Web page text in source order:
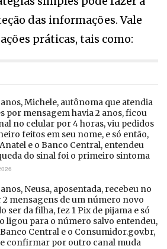
das informações. Vale
práticas, tais como:
anos, Michele, autônoma que atendia
por mensagem havia 2 anos, ficou
no celular por 4 horas, viu pedidos
feitos em seu nome, e só então,
e o Banco Central, entendeu
do sinal foi o primeiro sintoma
anos, Neusa, aposentada, recebeu no
2 mensagens de um número novo
ser da filha, fez 1 Pix de pijama e só
ligou para o número salvo entendeu,
Central e o Consumidor.gov.br,
confirmar por outro canal muda